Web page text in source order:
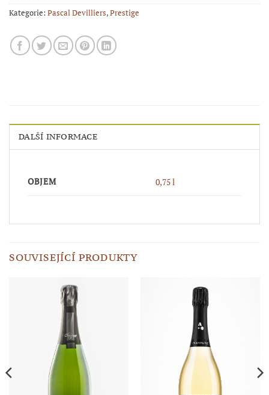
Kategorie:Pascal Devilliers,Prestige
DALŠÍ INFORMACE
OBJEM 0,75 l
SOUVISEJÍCÍ PRODUKTY